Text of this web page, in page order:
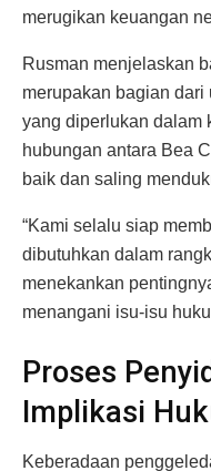
merugikan keuangan
Rusman menjelaskan
merupakan bagian
yang diperlukan dalam
hubungan antara Bea
baik dan saling
“Kami selalu siap
dibutuhkan dalam
menekankan
menangani isu-isu
Proses
Implikasi
Keberadaan